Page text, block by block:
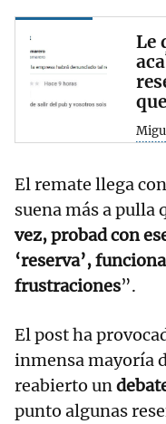
Le
El remate llega
suena más a pulla
vez, probad con
‘reserva’,
frustraciones”.
El post ha
inmensa mayoría
reabierto un
punto algunas